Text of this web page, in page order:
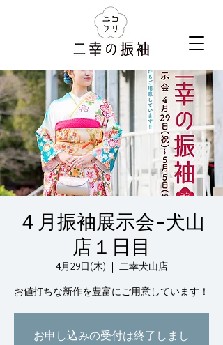
４月振袖展示会-犬山
店１日目
4月29日(木)
  |
二幸犬山店
お値打ちな新作を豊富にご用意しています！
お申し込みの受付は終了しまし